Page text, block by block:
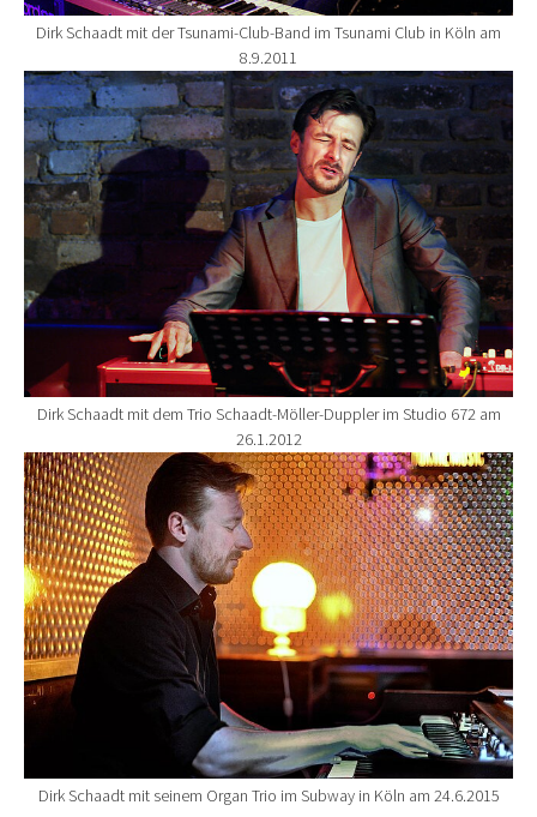
Dirk Schaadt mit der Tsunami-Club-Band im Tsunami Club in Köln am
8.9.2011
Show larger version for:
Dirk Schaadt mit dem Trio Schaadt-Möller-Duppler im Studio 672 am
26.1.2012
Show larger version for:
Dirk Schaadt mit seinem Organ Trio im Subway in Köln am 24.6.2015